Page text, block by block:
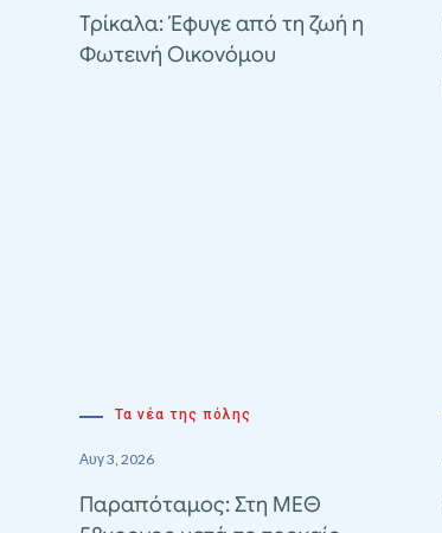
Τρίκαλα: Έφυγε από τη ζωή η
Φωτεινή Οικονόμου
Τα νέα της πόλης
Αυγ 3, 2026
Παραπόταμος: Στη ΜΕΘ